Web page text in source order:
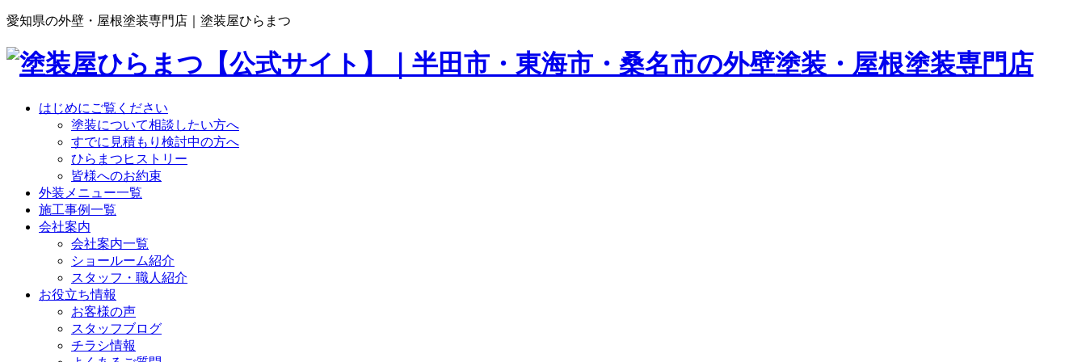
愛知県の外壁・屋根塗装専門店｜塗装屋ひらまつ
はじめにご覧ください
塗装について相談したい方へ
すでに見積もり検討中の方へ
ひらまつヒストリー
皆様へのお約束
外装メニュー一覧
施工事例一覧
会社案内
会社案内一覧
ショールーム紹介
スタッフ・職人紹介
お役立ち情報
お客様の声
スタッフブログ
チラシ情報